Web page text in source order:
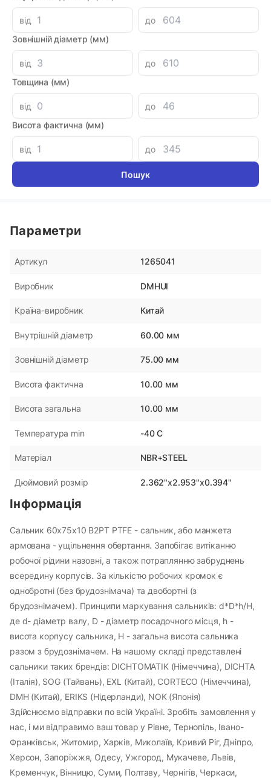
від
до
Зовнішній діаметр (мм)
від
до
Товщина (мм)
від
до
Висота фактична (мм)
від до
Знайшли дешевше?
1773.42 при замовленні на загальну сумму 1000 грн.
Аналоги
Кольцо поршня 48x56x4
Параметри
Артикул 1265041
Виробник DMHUI
Країна-виробник Китай
Внутрішній діаметр 60.00 мм
Зовнішній діаметр 75.00 мм
Висота фактична 10.00 мм
Висота загальна 10.00 мм
Температура min -40 С
Матеріал NBR+STEEL
Дюймовий розмір 2.362"x2.953"x0.394"
Інформація
Сальник 60х75х10 B2PT PTFE - сальник, або манжета
армована - ущільнення обертання. Запобігає витіканню
робочої рідини назовні, а також потраплянню забруднень
всередину корпусів. За кількістю робочих кромок є
однобротні (без брудознімача) та двобортні (з
брудознімачем). Принципи маркування сальників: d*D*h/H,
де d- діаметр валу, D - діаметр посадочного місця, h -
висота корпусу сальника, H - загальна висота сальника
разом з брудознімачем. На нашому складі представлені
сальники таких брендів: DICHTOMATIK (Німеччина), DICHTA
(Італія), SOG (Тайвань), EXL (Китай), CORTECO (Німеччина),
DMH (Китай), ERIKS (Нідерланди), NOK (Японія)
Здійснюємо відправки по всій Україні. Зробіть замовлення у
нас, і ми відправимо ваш товар у Рівне, Тернопіль, Івано-
Франківськ, Житомир, Харків, Миколаїв, Кривий Ріг, Дніпро,
Херсон, Запоріжжя, Одесу, Ужгород, Мукачеве, Львів,
Кременчук, Вінницю, Суми, Полтаву, Чернігів, Черкаси,